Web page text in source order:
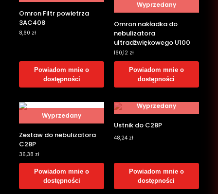
Omron Filtr powietrza
3AC408
8,60 zł
Powiadom mnie o
dostępności
Wyprzedany
Omron nakładka do
nebulizatora
ultradźwiękowego U100
160,12 zł
Powiadom mnie o
dostępności
Wyprzedany
Zestaw do nebulizatora
C28P
36,38 zł
Powiadom mnie o
dostępności
Wyprzedany
Ustnik do C28P
48,24 zł
Powiadom mnie o
dostępności